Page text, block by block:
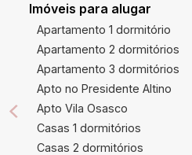
Imóveis para alugar
Apartamento 1 dormitório
Apartamento 2 dormitórios
Apartamento 3 dormitórios
Apto no Presidente Altino
Apto Vila Osasco
Casas 1 dormitórios
Casas 2 dormitórios